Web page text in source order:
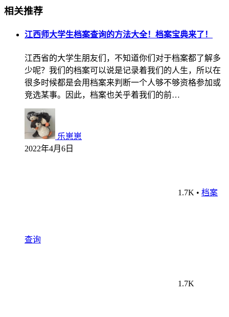
相关推荐
江西师大学生档案查询的方法大全！档案宝典来了！
江西省的大学生朋友们，不知道你们对于档案都了解多
少呢？我们的档案可以说是记录着我们的人生，所以在
很多时候都是会用档案来判断一个人够不够资格参加或
竞选某事。因此，档案也关乎着我们的前…
乐崽崽
2022年4月6日
1.7K • 档案
查询
1.7K